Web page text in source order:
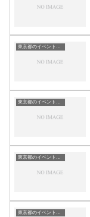
東京都のイベント会場一覧